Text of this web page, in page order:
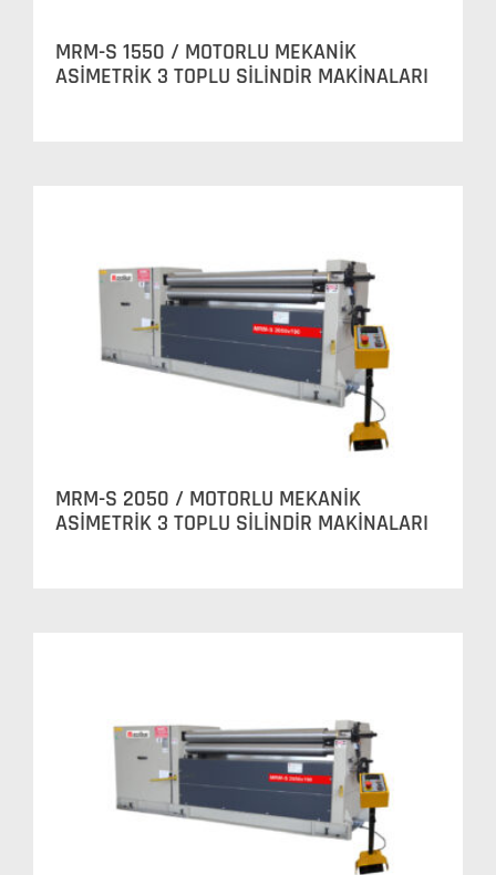
MRM-S 1550 / MOTORLU MEKANİK
ASİMETRİK 3 TOPLU SİLİNDİR MAKİNALARI
MRM-S 2050 / MOTORLU MEKANİK
ASİMETRİK 3 TOPLU SİLİNDİR MAKİNALARI